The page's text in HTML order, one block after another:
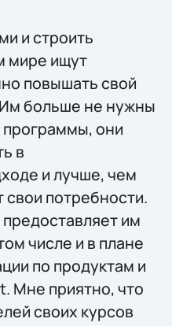
и строить
мире ищут
повышать свой
больше не нужны
программы, они
в
и лучше, чем
потребности.
им
числе и в плане
по продуктам и
Мне приятно, что
своих курсов